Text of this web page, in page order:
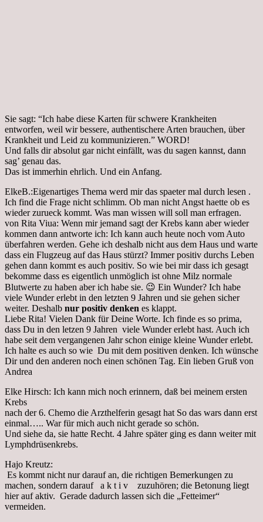
Sie sagt: “Ich habe diese Karten für schwere Krankheiten
entworfen, weil wir bessere, authentischere Arten brauchen, über
Krankheit und Leid zu kommunizieren.” WORD!
Und falls dir absolut gar nicht einfällt, was du sagen kannst, dann
sag’ genau das.
Das ist immerhin ehrlich. Und ein Anfang.
ElkeB.:Eigenartiges Thema werd mir das spaeter mal durch lesen .
Ich find die Frage nicht schlimm. Ob man nicht Angst haette ob es
wieder zurueck kommt. Was man wissen will soll man erfragen.
von Rita Viua: Wenn mir jemand sagt der Krebs kann aber wieder
kommen dann antworte ich: Ich kann auch heute noch vom Auto
überfahren werden. Gehe ich deshalb nicht aus dem Haus und warte
dass ein Flugzeug auf das Haus stürzt? Immer positiv durchs Leben
gehen dann kommt es auch positiv. So wie bei mir dass ich gesagt
bekomme dass es eigentlich unmöglich ist ohne Milz normale
Blutwerte zu haben aber ich habe sie. 😉 Ein Wunder? Ich habe
viele Wunder erlebt in den letzten 9 Jahren und sie gehen sicher
weiter. Deshalb nur positiv denken es klappt.
Liebe Rita! Vielen Dank für Deine Worte. Ich finde es so prima,
dass Du in den letzen 9 Jahren viele Wunder erlebt hast. Auch ich
habe seit dem vergangenen Jahr schon einige kleine Wunder erlebt.
Ich halte es auch so wie Du mit dem positiven denken. Ich wünsche
Dir und den anderen noch einen schönen Tag. Ein lieben Gruß von
Andrea
Elke Hirsch: Ich kann mich noch erinnern, daß bei meinem ersten
Krebs
nach der 6. Chemo die Arzthelferin gesagt hat So das wars dann erst
einmal….. War für mich auch nicht gerade so schön.
Und siehe da, sie hatte Recht. 4 Jahre später ging es dann weiter mit
Lymphdrüsenkrebs.
Hajo Kreutz:
Es kommt nicht nur darauf an, die richtigen Bemerkungen zu
machen, sondern darauf a k t i v zuzuhören; die Betonung liegt
hier auf aktiv. Gerade dadurch lassen sich die „Fetteimer“
vermeiden.